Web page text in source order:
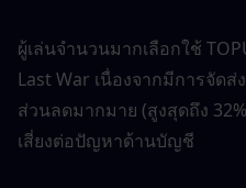
ผู้เล่นจำนวนมากเลือกใช้
Last War เนื่องจากมีการจัด
ส่วนลดมากมาย (สูงสุดถึง
เสี่ยงต่อปัญหาด้านบัญชี